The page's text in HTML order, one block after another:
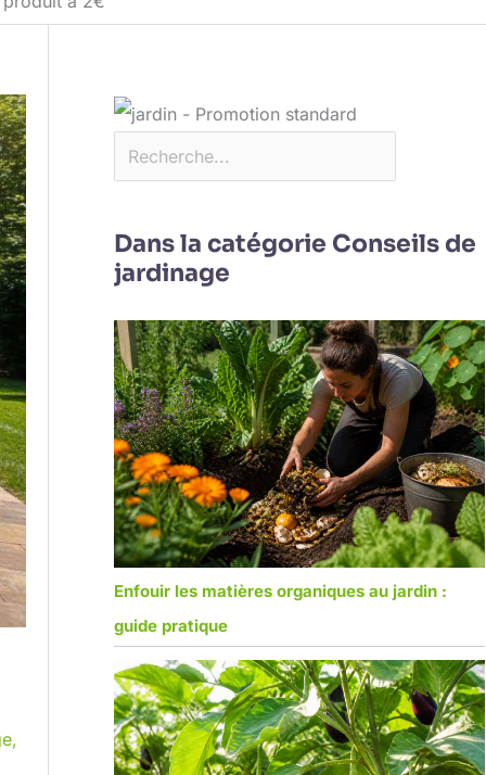
,
Dans la catégorie Conseils de
jardinage
Enfouir les matières organiques au jardin :
guide pratique